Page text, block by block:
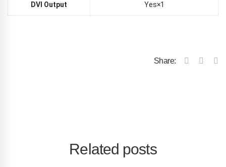
DVI Output Yes×1
Share:
Related posts